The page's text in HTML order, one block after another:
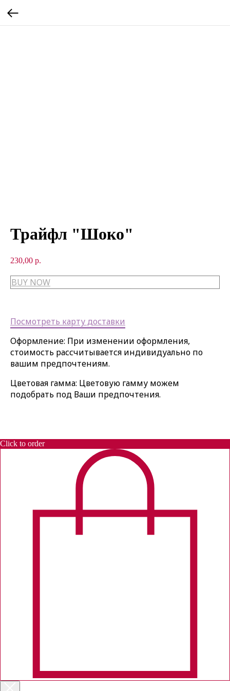
Трайфл "Шоко"
230,00 р.
BUY NOW
Посмотреть карту доставки
Оформление: При изменении оформления,
стоимость рассчитывается индивидуально по
вашим предпочтениям.
Цветовая гамма: Цветовую гамму можем
подобрать под Ваши предпочтения.
Click to order